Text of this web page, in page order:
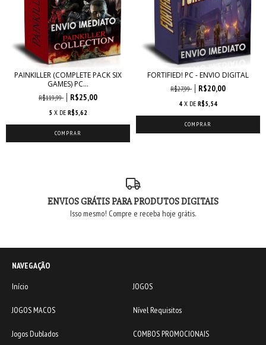
PAINKILLER (COMPLETE PACK SIX
GAMES) PC...
R$119,99 R$25,00
5 X DE R$5,62
FORTIFIED! PC - ENVIO DIGITAL
R$27,99 R$20,00
4 X DE R$5,54
ENVIOS GRÁTIS PARA PRODUTOS DIGITAIS
Isso mesmo! Compre e receba hoje grátis.
NAVEGAÇÃO
Início
JOGOS
JOGOS MACOS Nível Requisitos
Jogos Dublados COMBOS PROMOCIONAIS